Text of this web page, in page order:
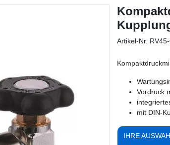
Artikel-Nr.
Vordruck
mit DIN-
IHRE